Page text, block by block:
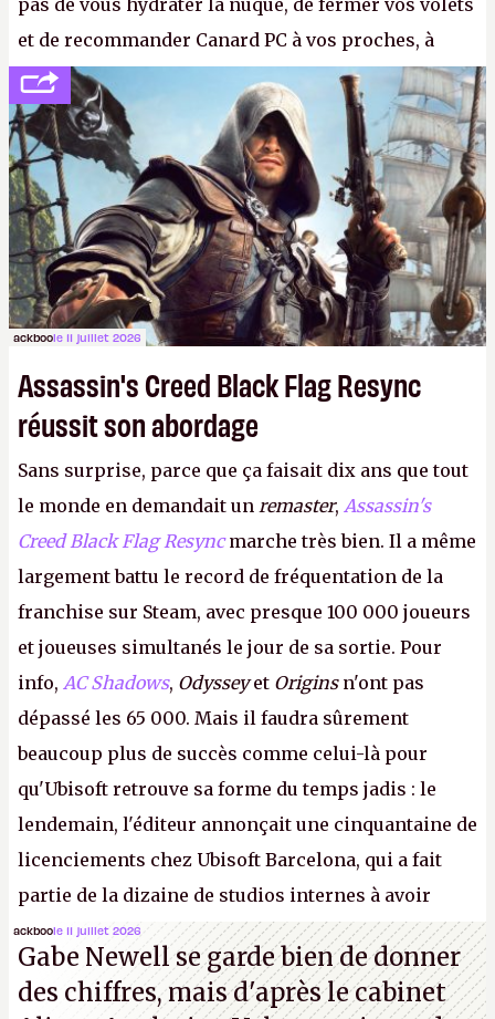
pas de vous hydrater la nuque, de fermer vos volets
et de recommander Canard PC à vos proches, à
votre famille et aux inconnus que vous croisez
dans la rue. Bon été à tous ! –ER.
ackboole 11 juillet 2026
Assassin's Creed Black Flag Resync
réussit son abordage
Sans surprise, parce que ça faisait dix ans que tout
le monde en demandait un remaster, Assassin's
Creed Black Flag Resyncmarche très bien. Il a même
largement battu le record de fréquentation de la
franchise sur Steam, avec presque 100 000 joueurs
et joueuses simultanés le jour de sa sortie. Pour
info, AC Shadows, Odysseyet Originsn'ont pas
dépassé les 65 000. Mais il faudra sûrement
beaucoup plus de succès comme celui-là pour
qu'Ubisoft retrouve sa forme du temps jadis : le
lendemain, l'éditeur annonçait une cinquantaine de
licenciements chez Ubisoft Barcelona, qui a fait
partie de la dizaine de studios internes à avoir
travaillé sur cetAssassin's Creedsous la direction
d'Ubisoft Singapour.A.
ackboole 11 juillet 2026
Gabe Newell se garde bien de donner
des chiffres, mais d'après le cabinet